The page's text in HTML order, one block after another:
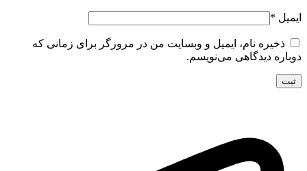
ایمیل *
ذخیره نام، ایمیل و وبسایت من در مرورگر برای زمانی که
دوباره دیدگاهی می‌نویسم.